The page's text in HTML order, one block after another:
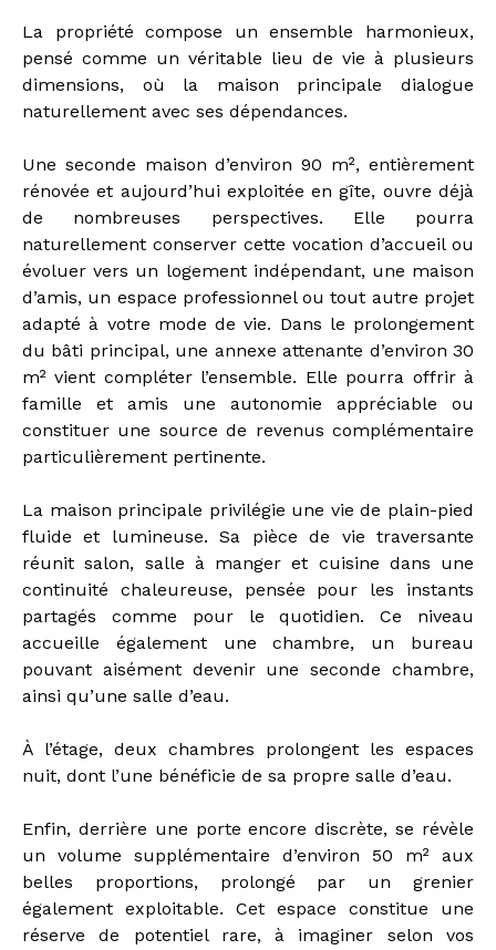
La propriété compose un ensemble harmonieux,
pensé comme un véritable lieu de vie à plusieurs
dimensions, où la maison principale dialogue
naturellement avec ses dépendances.
Une seconde maison d’environ 90 m², entièrement
rénovée et aujourd’hui exploitée en gîte, ouvre déjà
de nombreuses perspectives. Elle pourra
naturellement conserver cette vocation d’accueil ou
évoluer vers un logement indépendant, une maison
d’amis, un espace professionnel ou tout autre projet
adapté à votre mode de vie. Dans le prolongement
du bâti principal, une annexe attenante d’environ 30
m² vient compléter l’ensemble. Elle pourra offrir à
famille et amis une autonomie appréciable ou
constituer une source de revenus complémentaire
particulièrement pertinente.
La maison principale privilégie une vie de plain-pied
fluide et lumineuse. Sa pièce de vie traversante
réunit salon, salle à manger et cuisine dans une
continuité chaleureuse, pensée pour les instants
partagés comme pour le quotidien. Ce niveau
accueille également une chambre, un bureau
pouvant aisément devenir une seconde chambre,
ainsi qu’une salle d’eau.
À l’étage, deux chambres prolongent les espaces
nuit, dont l’une bénéficie de sa propre salle d’eau.
Enfin, derrière une porte encore discrète, se révèle
un volume supplémentaire d’environ 50 m² aux
belles proportions, prolongé par un grenier
également exploitable. Cet espace constitue une
réserve de potentiel rare, à imaginer selon vos